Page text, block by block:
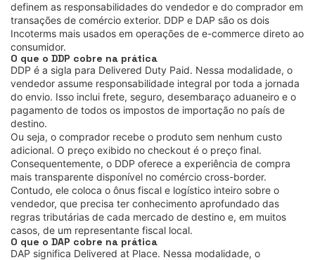
definem as responsabilidades do vendedor e do comprador em
transações de comércio exterior. DDP e DAP são os dois
Incoterms mais usados em operações de e-commerce direto ao
consumidor.
O que o DDP cobre na prática
DDP é a sigla para Delivered Duty Paid. Nessa modalidade, o
vendedor assume responsabilidade integral por toda a jornada
do envio. Isso inclui frete, seguro, desembaraço aduaneiro e o
pagamento de todos os impostos de importação no país de
destino.
Ou seja, o comprador recebe o produto sem nenhum custo
adicional. O preço exibido no checkout é o preço final.
Consequentemente, o DDP oferece a experiência de compra
mais transparente disponível no comércio cross-border.
Contudo, ele coloca o ônus fiscal e logístico inteiro sobre o
vendedor, que precisa ter conhecimento aprofundado das
regras tributárias de cada mercado de destino e, em muitos
casos, de um representante fiscal local.
O que o DAP cobre na prática
DAP significa Delivered at Place. Nessa modalidade, o